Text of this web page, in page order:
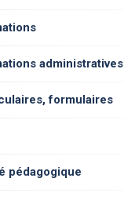
administratives
formulaires
pédagogique